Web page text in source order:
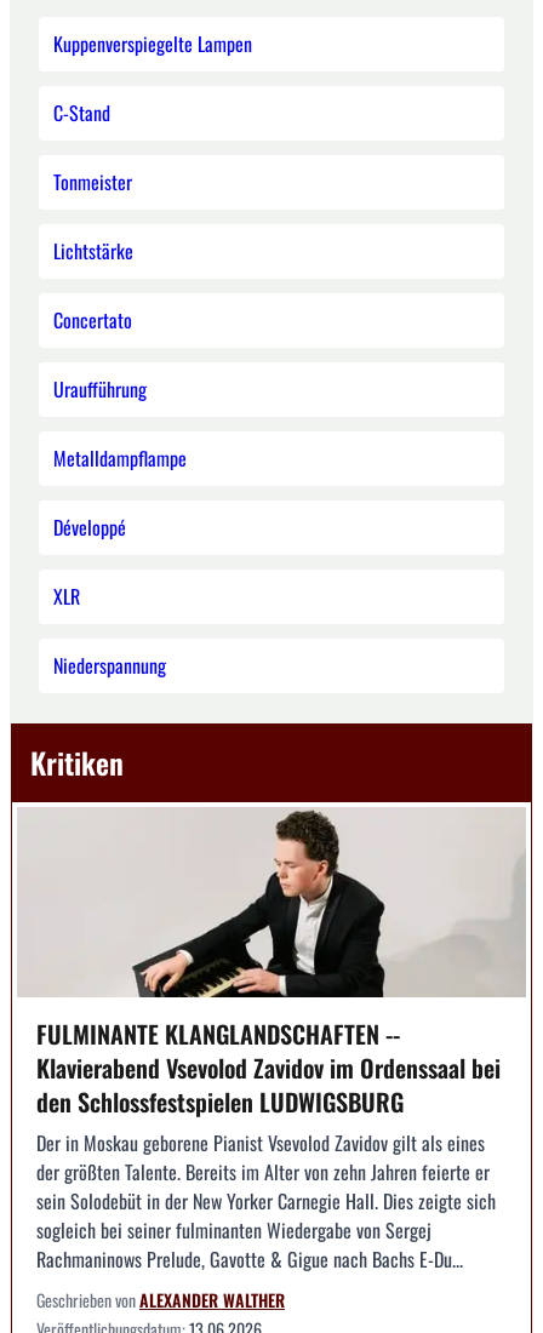
Kuppenverspiegelte Lampen
C-Stand
Tonmeister
Lichtstärke
Concertato
Uraufführung
Metalldampflampe
Développé
XLR
Niederspannung
Kritiken
FULMINANTE KLANGLANDSCHAFTEN --
Klavierabend Vsevolod Zavidov im Ordenssaal bei
den Schlossfestspielen LUDWIGSBURG
Der in Moskau geborene Pianist Vsevolod Zavidov gilt als eines
der größten Talente. Bereits im Alter von zehn Jahren feierte er
sein Solodebüt in der New Yorker Carnegie Hall. Dies zeigte sich
sogleich bei seiner fulminanten Wiedergabe von Sergej
Rachmaninows Prelude, Gavotte & Gigue nach Bachs E-Du...
Geschrieben vonALEXANDER WALTHER